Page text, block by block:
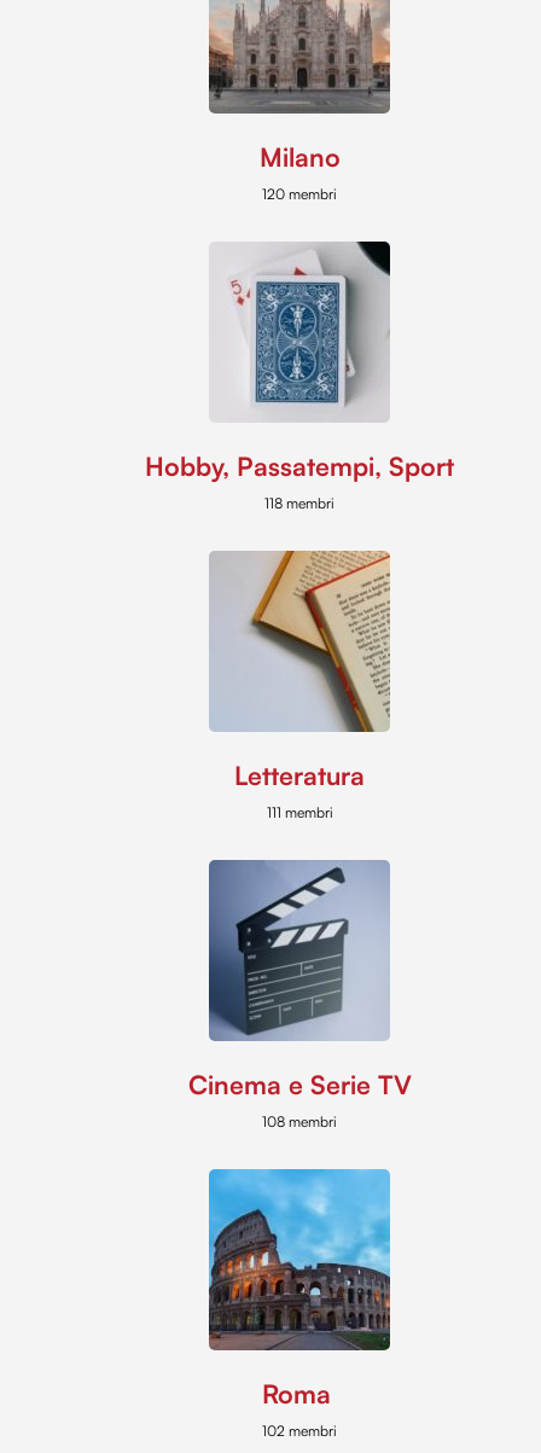
Milano
120 membri
Hobby, Passatempi, Sport
118 membri
Letteratura
111 membri
Cinema e Serie TV
108 membri
Roma
102 membri